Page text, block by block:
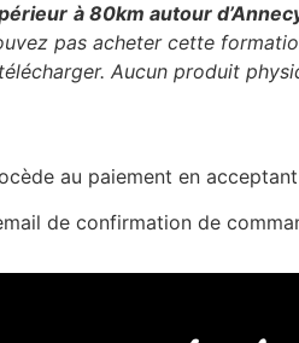
à 80km autour
pas acheter cette
Aucun produit
au paiement en acceptant
de confirmation de